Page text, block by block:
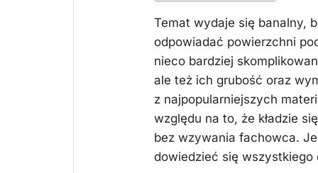
Temat wydaje się banalny,
odpowiadać powierzchni
nieco bardziej
ale też ich grubość oraz
z najpopularniejszych
względu na to, że kładzie
bez wzywania fachowca.
dowiedzieć się wszystkiego